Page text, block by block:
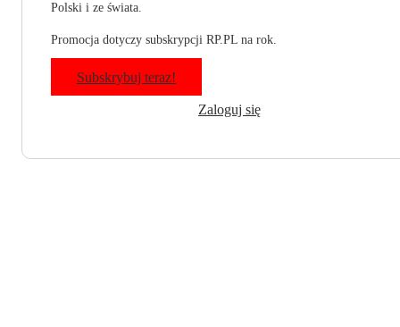
Polski i ze świata.
Promocja dotyczy subskrypcji RP.PL na rok.
Subskrybuj teraz!
Zaloguj się